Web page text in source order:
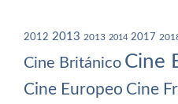
2012 2013 2013 2014 2017
Cine Británico Cine
Cine Europeo Cine